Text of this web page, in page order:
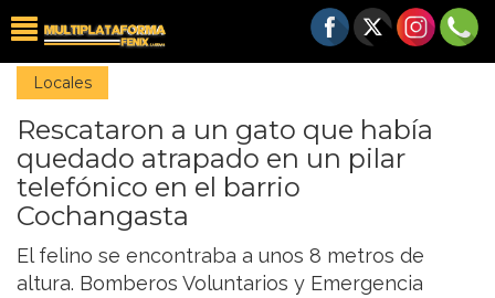
Locales
Rescataron a un gato que había
quedado atrapado en un pilar
telefónico en el barrio
Cochangasta
El felino se encontraba a unos 8 metros de
altura. Bomberos Voluntarios y Emergencia